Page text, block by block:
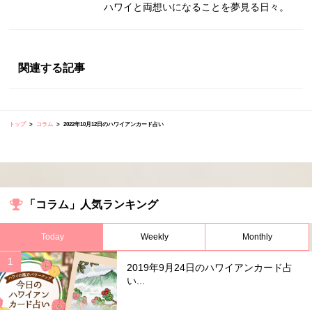
ハワイと両想いになることを夢見る日々。
関連する記事
トップ コラム 2022年10月12日のハワイアンカード占い
「コラム」人気ランキング
Today Weekly Monthly
2019年9月24日のハワイアンカード占
い...